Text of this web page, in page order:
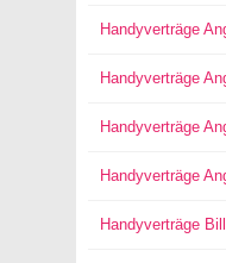
Handyverträge
Handyverträge
Handyverträge
Handyverträge
Handyverträge